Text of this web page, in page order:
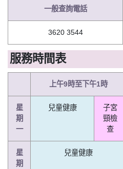
一般查詢電話
3620 3544
服務時間表
上午9時至下午1時
星
期
一
兒童健康
子宮
頸檢
查
星
期
兒童健康